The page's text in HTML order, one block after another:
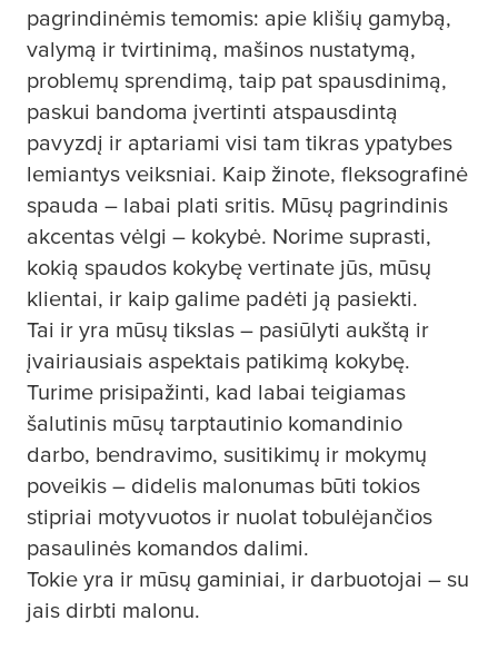
pagrindinėmis temomis: apie klišių gamybą,
valymą ir tvirtinimą, mašinos nustatymą,
problemų sprendimą, taip pat spausdinimą,
paskui bandoma įvertinti atspausdintą
pavyzdį ir aptariami visi tam tikras ypatybes
lemiantys veiksniai. Kaip žinote, fleksografinė
spauda – labai plati sritis. Mūsų pagrindinis
akcentas vėlgi – kokybė. Norime suprasti,
kokią spaudos kokybę vertinate jūs, mūsų
klientai, ir kaip galime padėti ją pasiekti.
Tai ir yra mūsų tikslas – pasiūlyti aukštą ir
įvairiausiais aspektais patikimą kokybę.
Turime prisipažinti, kad labai teigiamas
šalutinis mūsų tarptautinio komandinio
darbo, bendravimo, susitikimų ir mokymų
poveikis – didelis malonumas būti tokios
stipriai motyvuotos ir nuolat tobulėjančios
pasaulinės komandos dalimi.
Tokie yra ir mūsų gaminiai, ir darbuotojai – su
jais dirbti malonu.